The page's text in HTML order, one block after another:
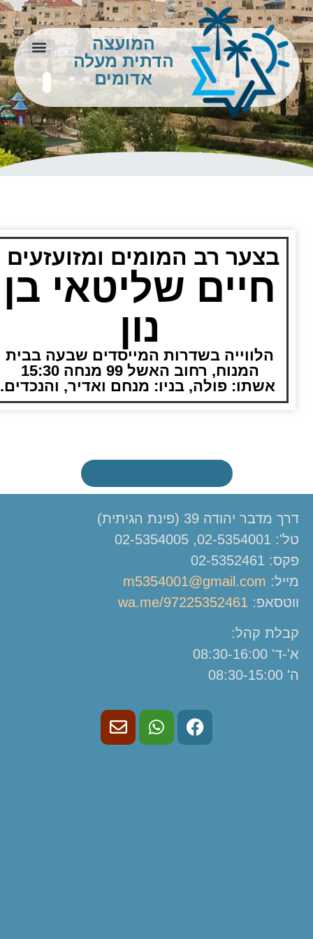
המועצה
הדתית מעלה
אדומים
בצער רב המומים ומזועזעים
חיים שליטאי בן
נון
הלווייה בשדרות המייסדים שבעה בבית
המנוח, רחוב האשל 99 מנחה 15:30
אשתו: פולה, בניו: מנחם ואדיר, והנכדים.
דרך מדבר יהודה 39 (פינת הגיתית)
טל': 02-5354001, 02-5354005
פקס: 02-5352461
מייל: m5354001@gmail.com
ווטסאפ: wa.me/97225352461
קבלת קהל:
א'-ד' 08:30-16:00
ה' 08:30-15:00